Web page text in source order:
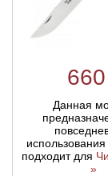
660
Данная
подходит для
»